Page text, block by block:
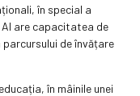
în special a
are capacitatea de
de învățare
în mâinile unei